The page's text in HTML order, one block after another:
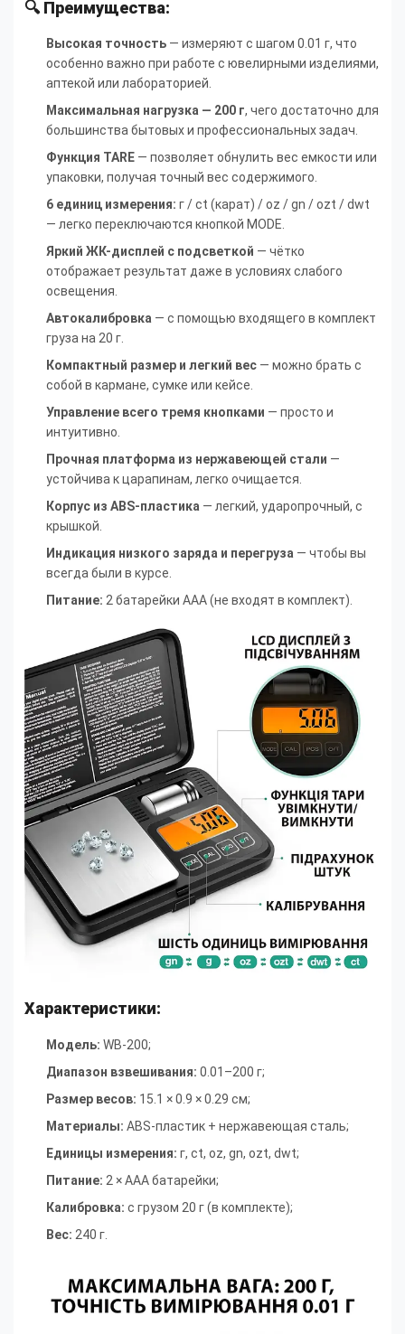
🔍 Преимущества:
Высокая точность — измеряют с шагом 0.01 г, что
особенно важно при работе с ювелирными изделиями,
аптекой или лабораторией.
Максимальная нагрузка — 200 г, чего достаточно для
большинства бытовых и профессиональных задач.
Функция TARE — позволяет обнулить вес емкости или
упаковки, получая точный вес содержимого.
6 единиц измерения: г / ct (карат) / oz / gn / ozt / dwt
— легко переключаются кнопкой MODE.
Яркий ЖК-дисплей с подсветкой — чётко
отображает результат даже в условиях слабого
освещения.
Автокалибровка — с помощью входящего в комплект
груза на 20 г.
Компактный размер и легкий вес — можно брать с
собой в кармане, сумке или кейсе.
Управление всего тремя кнопками — просто и
интуитивно.
Прочная платформа из нержавеющей стали —
устойчива к царапинам, легко очищается.
Корпус из ABS-пластика — легкий, ударопрочный, с
крышкой.
Индикация низкого заряда и перегруза — чтобы вы
всегда были в курсе.
Питание: 2 батарейки AAA (не входят в комплект).
Характеристики:
Модель: WB-200;
Диапазон взвешивания: 0.01–200 г;
Размер весов: 15.1 × 0.9 × 0.29 см;
Материалы: ABS-пластик + нержавеющая сталь;
Единицы измерения: г, ct, oz, gn, ozt, dwt;
Питание: 2 × AAA батарейки;
Калибровка: с грузом 20 г (в комплекте);
Вес: 240 г.